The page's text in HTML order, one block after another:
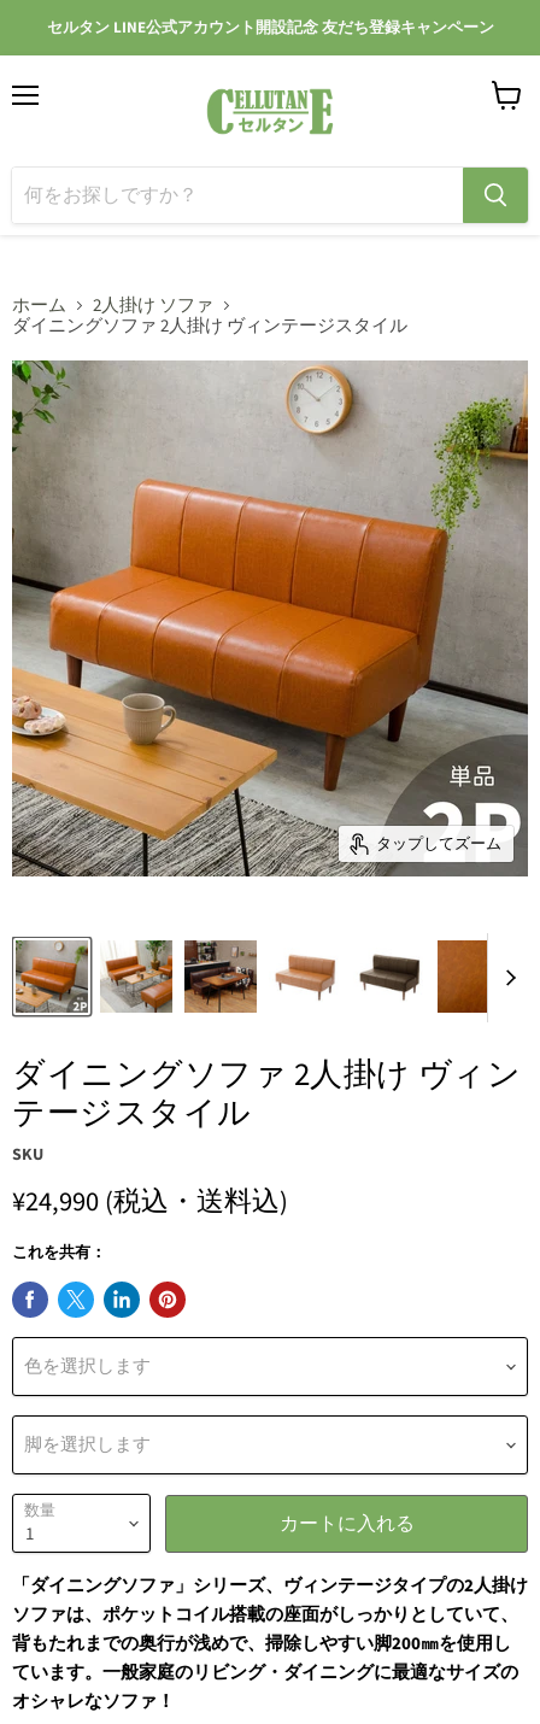
セルタン LINE公式アカウント開設記念 友だち登録キャンペーン
ー
見
ホーム
2人掛け ソファ
ダイニングソファ 2人掛け ヴィンテージスタイル
タップしてズーム
ダイニングソファ 2人掛け ヴィン
テージスタイル
SKU
¥24,990(税込・送料込)
これを共有：
色を選択します
脚を選択します
数量 カートに入れる
「ダイニングソファ」シリーズ、ヴィンテージタイプの2人掛け
ソファは、ポケットコイル搭載の座面がしっかりとしていて、
背もたれまでの奥行が浅めで、掃除しやすい脚200㎜を使用し
ています。一般家庭のリビング・ダイニングに最適なサイズの
オシャレなソファ！